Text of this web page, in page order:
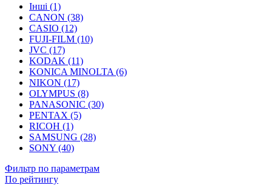
Інші (1)
CANON (38)
CASIO (12)
FUJI-FILM (10)
JVC (17)
KODAK (11)
KONICA MINOLTA (6)
NIKON (17)
OLYMPUS (8)
PANASONIC (30)
PENTAX (5)
RICOH (1)
SAMSUNG (28)
SONY (40)
Фильтр по параметрам
По рейтингу